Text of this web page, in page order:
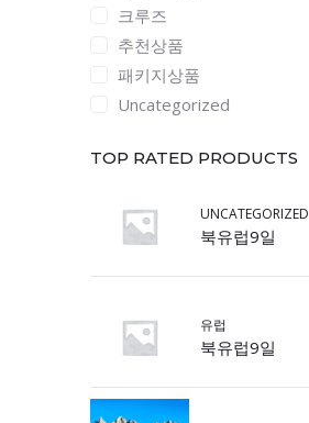
크루즈
추천상품
패키지상품
Uncategorized
TOP RATED PRODUCTS
UNCATEGORIZED
북유럽9일
유럽
북유럽9일